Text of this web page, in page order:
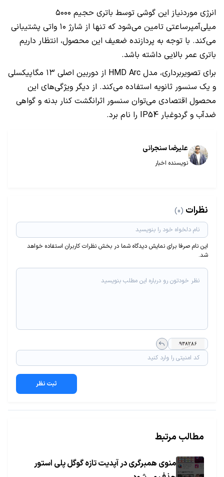
انرژی موردنیاز این گوشی توسط باتری حجیم ۵۰۰۰
میلی‌آمپرساعتی تامین می‌شود که تنها از شارژ ۱۰ واتی پشتیبانی
می‌کند. با توجه به پردازنده ضعیف این محصول، انتظار داریم
باتری عمر بالایی داشته باشد.
برای تصویربرداری، مدل HMD Arc از دوربین اصلی ۱۳ مگاپیکسلی
و یک سنسور ثانویه استفاده می‌کند. از دیگر ویژگی‌های این
محصول اقتصادی می‌توان سنسور اثرانگشت کنار بدنه و گواهی
ضدآب و گردوغبار IP54 را نام برد.
علیرضا سنجرانی
نویسنده اخبار
نظرات (0)
این نام صرفا برای نمایش دیدگاه شما در بخش نظرات کاربران استفاده خواهد
شد.
ثبت نظر
مطالب مرتبط
منوی همبرگری در آپدیت تازه گوگل پلی استور